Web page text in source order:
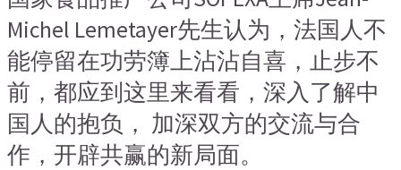
Michel Lemetayer先生认为，法国人不
能停留在功劳簿上沾沾自喜，止步不
前，都应到这里来看看，深入了解中
国人的抱负， 加深双方的交流与合
作，开辟共赢的新局面。